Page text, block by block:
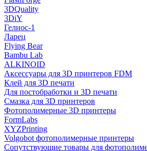
3DQuality
3DiY
Гелиос-1
Ларец
Flying Bear
Bambu Lab
ALKINOID
Аксессуары для 3D принтеров FDM
Клей для 3D печати
Для постобработки и 3D печати
Смазка для 3D принтеров
Фотополимерные 3D принтеры
FormLabs
XYZPrinting
Volgobot фотополимерные принтеры
Сопутствующие товары для